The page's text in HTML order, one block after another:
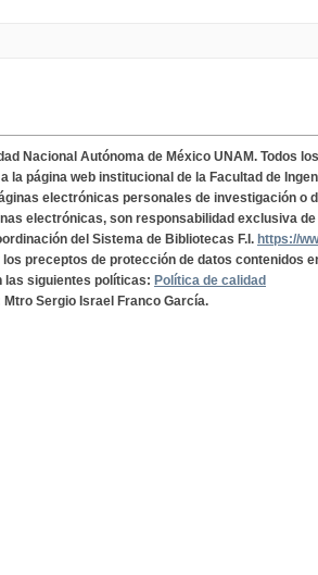
Nacional Autónoma de México UNAM. Todos
la página web institucional de la Facultad de
electrónicas personales de investigación o
electrónicas, son responsabilidad exclusiva
del Sistema de Bibliotecas F.I. https://
preceptos de protección de datos contenidos
las siguientes políticas: Política de calidad
Sergio Israel Franco García.